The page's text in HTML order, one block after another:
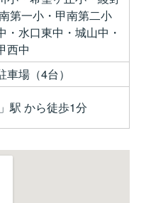
第一小・甲南第二小
・水口東中・城山中・
西中
場（4台）
駅 から徒歩1分